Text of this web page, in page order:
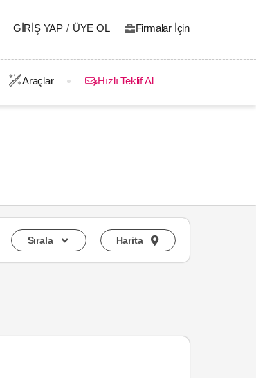
GIRIŞ YAP / ÜYE OL Firmalar İçin
Araçlar Hızlı Teklif Al
Sırala Harita